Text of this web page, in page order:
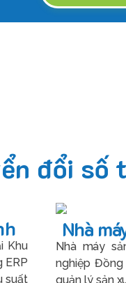
đổi số
Khu
ERP
suất
Nhà
Nhà máy
nghiệp Đồng
quản lý sản